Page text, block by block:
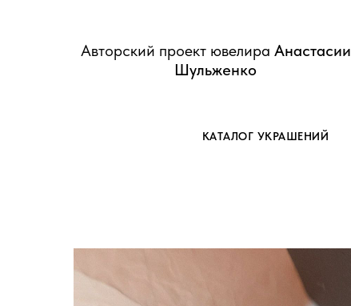
Авторский проект ювелира Анастасии
Шульженко
КАТАЛОГ УКРАШЕНИЙ